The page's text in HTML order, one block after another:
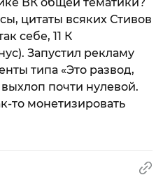
цитаты всяких Стивов
себе, 11 К
Запустил рекламу
типа «Это развод,
почти нулевой.
то монетизировать